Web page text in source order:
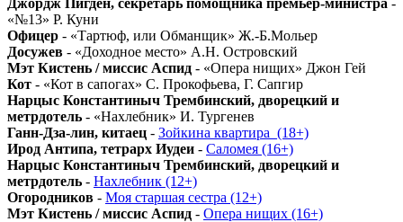
«№13» Р. Куни
Офицер - «Тартюф, или Обманщик» Ж.-Б.Мольер
Досужев - «Доходное место» А.Н. Островский
Мэт Кистень / миссис Аспид - «Опера нищих» Джон Гей
Кот - «Кот в сапогах» С. Прокофьева, Г. Сапгир
Нарцыс Константиныч Трембинский, дворецкий и
метрдотель - «Нахлебник» И. Тургенев
Ганн-Дза-лин, китаец - Зойкина квартира_(18+)
Ирод Антипа, тетрарх Иудеи - Саломея (16+)
Нарцыс Константиныч Трембинский, дворецкий и
метрдотель - Нахлебник (12+)
Огородников - Моя старшая сестра (12+)
Мэт Кистень / миссис Аспид - Опера нищих (16+)